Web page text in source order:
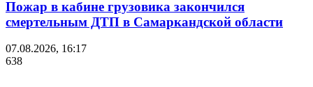
Пожар в кабине грузовика закончился
смертельным ДТП в Самаркандской области
07.08.2026, 16:17
638